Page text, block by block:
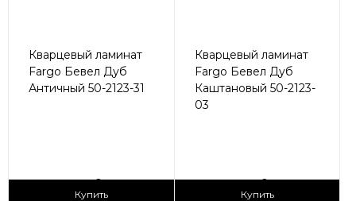
Кварцевый ламинат
Fargo Бевел Дуб
Античный 50-2123-31
2
Купить
Кварцевый ламинат
Fargo Бевел Дуб
Каштановый 50-2123-
03
2
Купить